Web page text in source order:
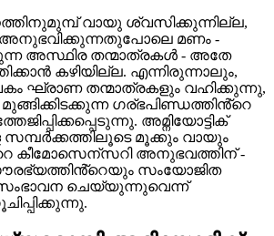
വായു ശ്വസിക്കുന്നില്ല,
മണം -
അസ്ഥിര തന്മാത്രകൾ - അതേ
കഴിയില്ല. എന്നിരുന്നാലും,
ഘ്രാണ തന്മാത്രകളും വഹിക്കുന്നു,
ഗര്ഭപിണ്ഡത്തിൻ്റെ
അമ്നിയോട്ടിക്
മൂക്കും വായും
കീമോസെന്സറി അനുഭവത്തിന് -
സംയോജിത
ചെയ്യുന്നുവെന്ന്